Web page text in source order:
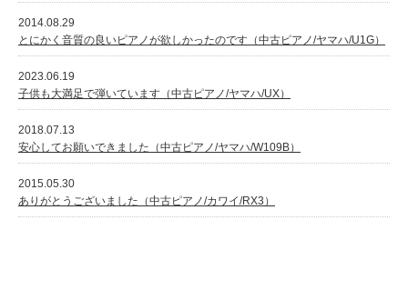
2014.08.29
とにかく音質の良いピアノが欲しかったのです（中古ピアノ/ヤマハ/U1G）
2023.06.19
子供も大満足で弾いています（中古ピアノ/ヤマハ/UX）
2018.07.13
安心してお願いできました（中古ピアノ/ヤマハ/W109B）
2015.05.30
ありがとうございました（中古ピアノ/カワイ/RX3）